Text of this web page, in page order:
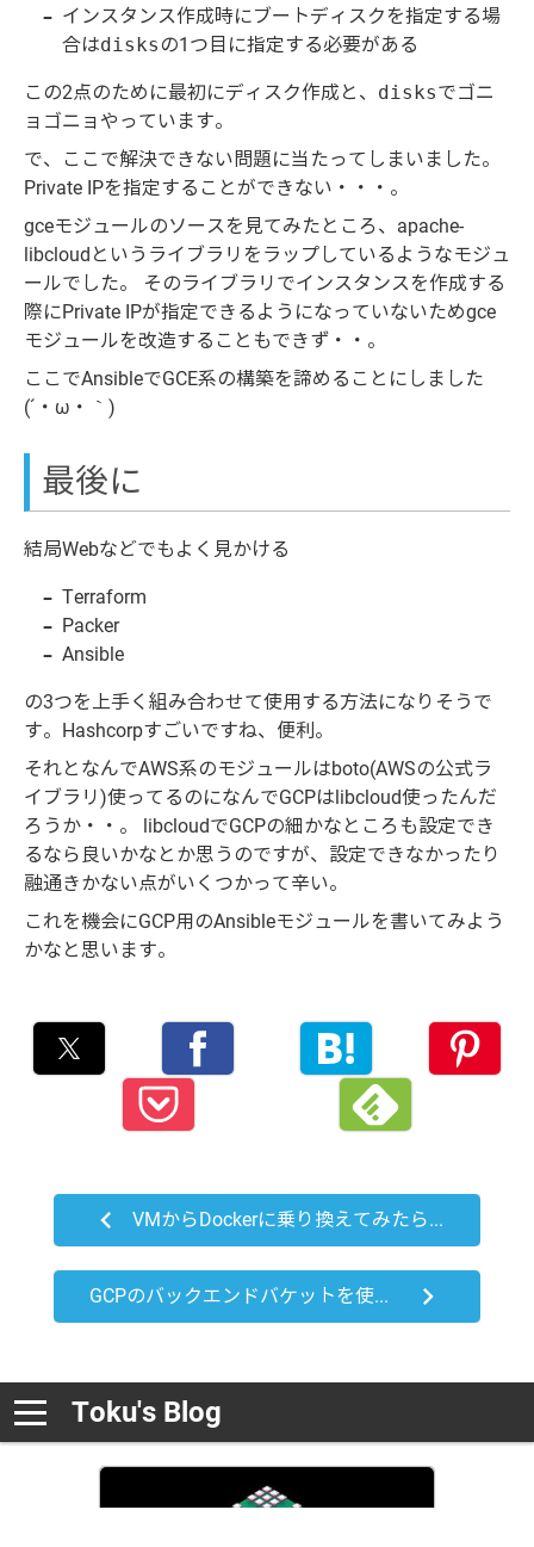
インスタンス作成時にブートディスクを指定する場
合はdisks の1つ目に指定する必要がある
この2点のために最初にディスク作成と、 disksでゴニ
ョゴニョやっています。
で、ここで解決できない問題に当たってしまいました。
Private IPを指定することができない・・・。
gceモジュールのソースを見てみたところ、apache-
libcloudというライブラリをラップしているようなモジュ
ールでした。 そのライブラリでインスタンスを作成する
際にPrivate IPが指定できるようになっていないためgce
モジュールを改造することもできず・・。
ここでAnsibleでGCE系の構築を諦めることにしました
(´・ω・｀)
最後に
結局Webなどでもよく見かける
Terraform
Packer
Ansible
の3つを上手く組み合わせて使用する方法になりそうで
す。Hashcorpすごいですね、便利。
それとなんでAWS系のモジュールはboto(AWSの公式ラ
イブラリ)使ってるのになんでGCPはlibcloud使ったんだ
ろうか・・。 libcloudでGCPの細かなところも設定でき
るなら良いかなとか思うのですが、設定できなかったり
融通きかない点がいくつかって辛い。
これを機会にGCP用のAnsibleモジュールを書いてみよう
かなと思います。
VMからDockerに乗り換えてみたらどうでしょう？
GCPのバックエンドバケットを使用してブログの環境を構築してみた